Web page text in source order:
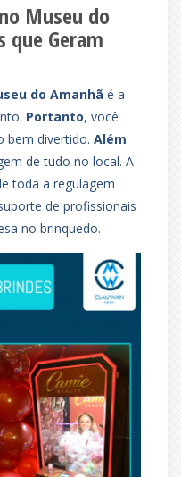
Museu do
que Geram
do Amanhã é a
Portanto, você
bem divertido. Além
de tudo no local. A
toda a regulagem
de profissionais
no brinquedo.